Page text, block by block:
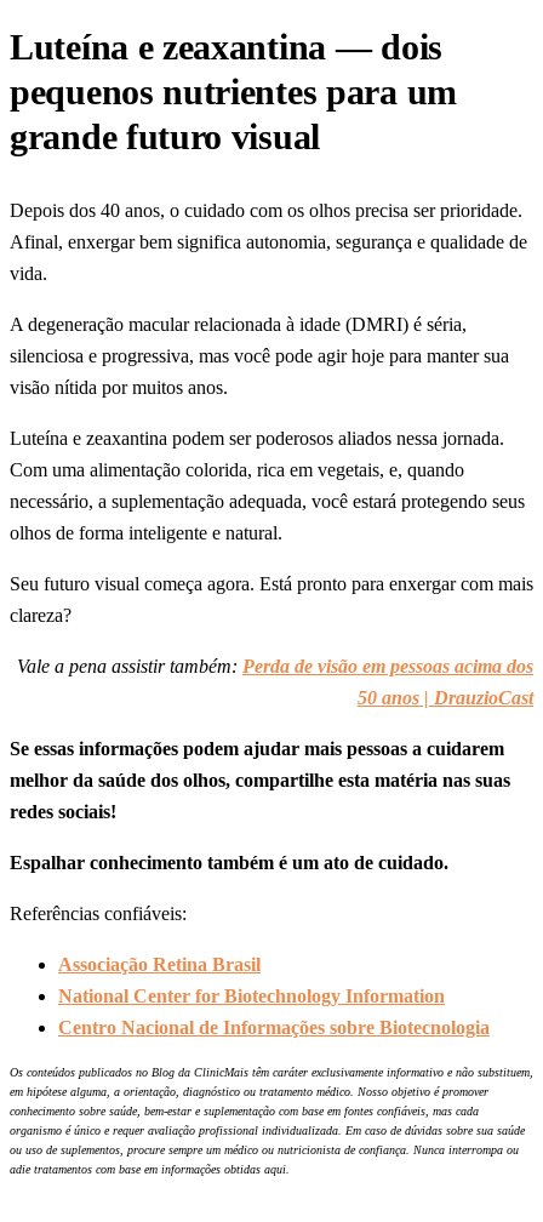
Luteína e zeaxantina — dois
pequenos nutrientes para um
grande futuro visual
Depois dos 40 anos, o cuidado com os olhos precisa ser prioridade.
Afinal, enxergar bem significa autonomia, segurança e qualidade de
vida.
A degeneração macular relacionada à idade (DMRI) é séria,
silenciosa e progressiva, mas você pode agir hoje para manter sua
visão nítida por muitos anos.
Luteína e zeaxantina podem ser poderosos aliados nessa jornada.
Com uma alimentação colorida, rica em vegetais, e, quando
necessário, a suplementação adequada, você estará protegendo seus
olhos de forma inteligente e natural.
Seu futuro visual começa agora. Está pronto para enxergar com mais
clareza?
Vale a pena assistir também: Perda de visão em pessoas acima dos
50 anos | DrauzioCast
Se essas informações podem ajudar mais pessoas a cuidarem
melhor da saúde dos olhos, compartilhe esta matéria nas suas
redes sociais!
Espalhar conhecimento também é um ato de cuidado.
Referências confiáveis:
Associação Retina Brasil
National Center for Biotechnology Information
Centro Nacional de Informações sobre Biotecnologia
Os conteúdos publicados no Blog da ClinicMais têm caráter exclusivamente informativo e não substituem,
em hipótese alguma, a orientação, diagnóstico ou tratamento médico. Nosso objetivo é promover
conhecimento sobre saúde, bem-estar e suplementação com base em fontes confiáveis, mas cada
organismo é único e requer avaliação profissional individualizada. Em caso de dúvidas sobre sua saúde
ou uso de suplementos, procure sempre um médico ou nutricionista de confiança. Nunca interrompa ou
adie tratamentos com base em informações obtidas aqui.